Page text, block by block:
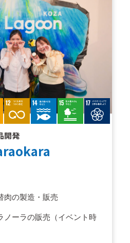
開発
肉の製造・販売
ノーラの販売（イベント時